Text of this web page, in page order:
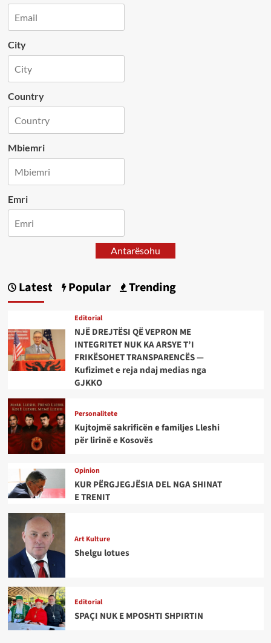
City
Country
Mbiemri
Emri
Antarësohu
Latest Popular Trending
Editorial
NJË DREJTËSI QË VEPRON ME
INTEGRITET NUK KA ARSYE T’I
FRIKËSOHET TRANSPARENCËS —
Kufizimet e reja ndaj medias nga
GJKKO
Personalitete
Kujtojmë sakrificën e familjes Lleshi
për lirinë e Kosovës
Opinion
KUR PËRGJEGJËSIA DEL NGA SHINAT
E TRENIT
Art Kulture
Shelgu lotues
Editorial
SPAÇI NUK E MPOSHTI SHPIRTIN